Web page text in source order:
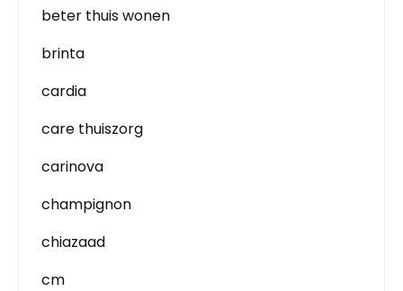
beter thuis wonen
brinta
cardia
care thuiszorg
carinova
champignon
chiazaad
cm